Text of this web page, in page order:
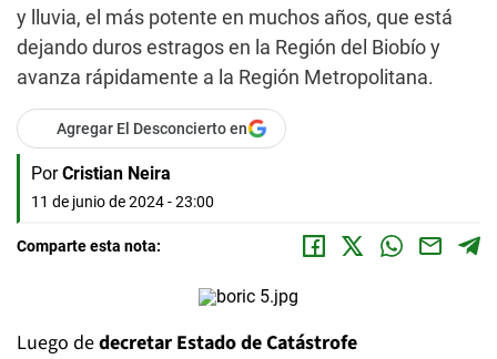
y lluvia, el más potente en muchos años, que está
dejando duros estragos en la Región del Biobío y
avanza rápidamente a la Región Metropolitana.
Agregar El Desconcierto en
Por Cristian Neira
11 de junio de 2024 - 23:00
Comparte esta nota:
Luego dedecretar Estado de Catástrofe